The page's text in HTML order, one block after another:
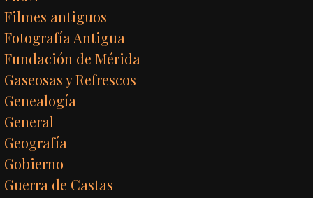
Filmes antiguos
Fotografía Antigua
Fundación de Mérida
Gaseosas y Refrescos
Genealogía
General
Geografía
Gobierno
Guerra de Castas